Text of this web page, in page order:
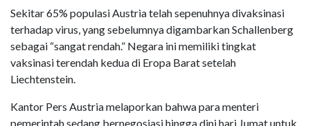
Sekitar 65% populasi Austria telah sepenuhnya divaksinasi
terhadap virus, yang sebelumnya digambarkan Schallenberg
sebagai “sangat rendah.” Negara ini memiliki tingkat
vaksinasi terendah kedua di Eropa Barat setelah
Liechtenstein.
Kantor Pers Austria melaporkan bahwa para menteri
pemerintah sedang bernegosiasi hingga dini hari Jumat untuk